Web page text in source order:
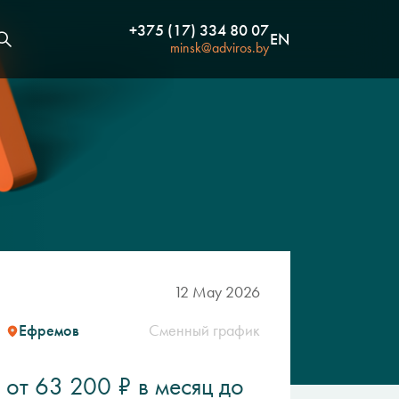
+375 (17) 334 80 07
minsk@adviros.byEN
12 May 2026
Ефремов
Сменный график
от 63 200 ₽ в месяц до